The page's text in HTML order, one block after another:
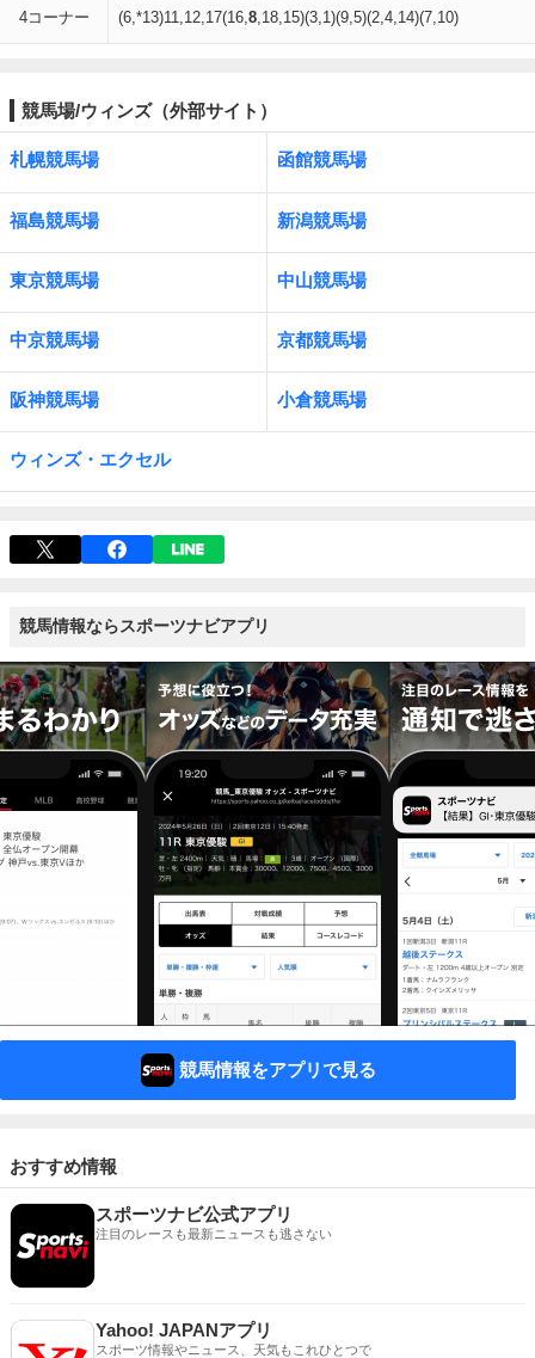
4コーナー (6,*13)11,12,17(16,8,18,15)(3,1)(9,5)(2,4,14)(7,10)
競馬場/ウィンズ（外部サイト）
札幌競馬場 函館競馬場
福島競馬場 新潟競馬場
東京競馬場 中山競馬場
中京競馬場 京都競馬場
阪神競馬場 小倉競馬場
ウィンズ・エクセル
競馬情報ならスポーツナビアプリ
競馬情報をアプリで見る
おすすめ情報
スポーツナビ公式アプリ
注目のレースも最新ニュースも逃さない
Yahoo! JAPANアプリ
スポーツ情報やニュース、天気もこれひとつで